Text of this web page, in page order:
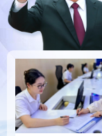
国际
科技
文化